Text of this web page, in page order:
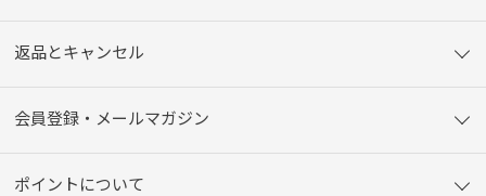
返品とキャンセル
会員登録・メールマガジン
ポイントについて